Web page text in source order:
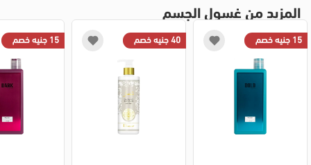
المزيد من غسول الجسم
15 جنيه خصم 40 جنيه خصم 15 جنيه خصم